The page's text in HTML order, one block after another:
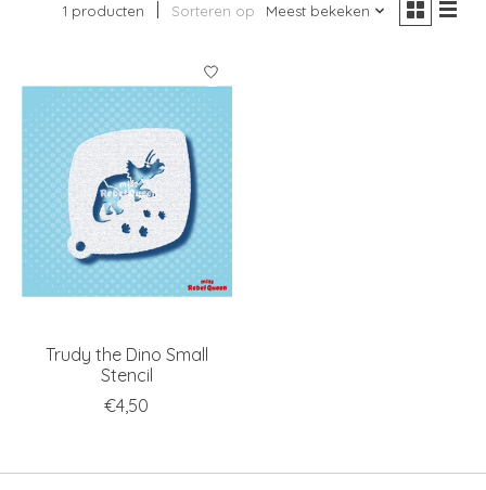
1 producten Sorteren op Meest bekeken
Trudy the Dino Small
Stencil
€4,50